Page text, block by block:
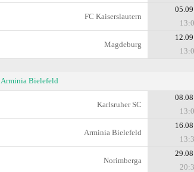
FC Kaiserslautern
Magdeburg
Arminia Bielefeld
Karlsruher SC
Arminia Bielefeld
Norimberga